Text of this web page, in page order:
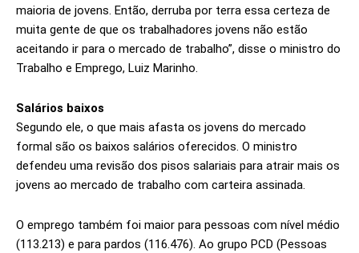
maioria de jovens. Então, derruba por terra essa certeza de
muita gente de que os trabalhadores jovens não estão
aceitando ir para o mercado de trabalho”, disse o ministro do
Trabalho e Emprego, Luiz Marinho.
Salários baixos
Segundo ele, o que mais afasta os jovens do mercado
formal são os baixos salários oferecidos. O ministro
defendeu uma revisão dos pisos salariais para atrair mais os
jovens ao mercado de trabalho com carteira assinada.
O emprego também foi maior para pessoas com nível médio
(113.213) e para pardos (116.476). Ao grupo PCD (Pessoas